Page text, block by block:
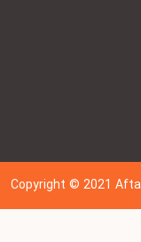
Copyright © 202 1